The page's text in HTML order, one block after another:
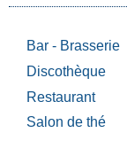
Bar - Brasserie
Discothèque
Restaurant
Salon de thé